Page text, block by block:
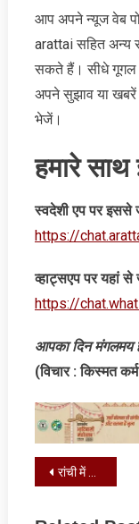
आप अपने न्‍यूज वेब
arattai सहित अन्‍य
सकते हैं। सीधे गूगल
अपने सुझाव या
भेजें।
हमारे
स्‍वदेशी एप पर इससे
https://
व्‍हाट्सएप पर यहां
https://
आपका दिन मंगलमय
(विचार : किस्‍मत
Post
रांची में भाई-बहन के लापता होने पर एनसीपीसीआर ने लिया स्वतः संज्ञान